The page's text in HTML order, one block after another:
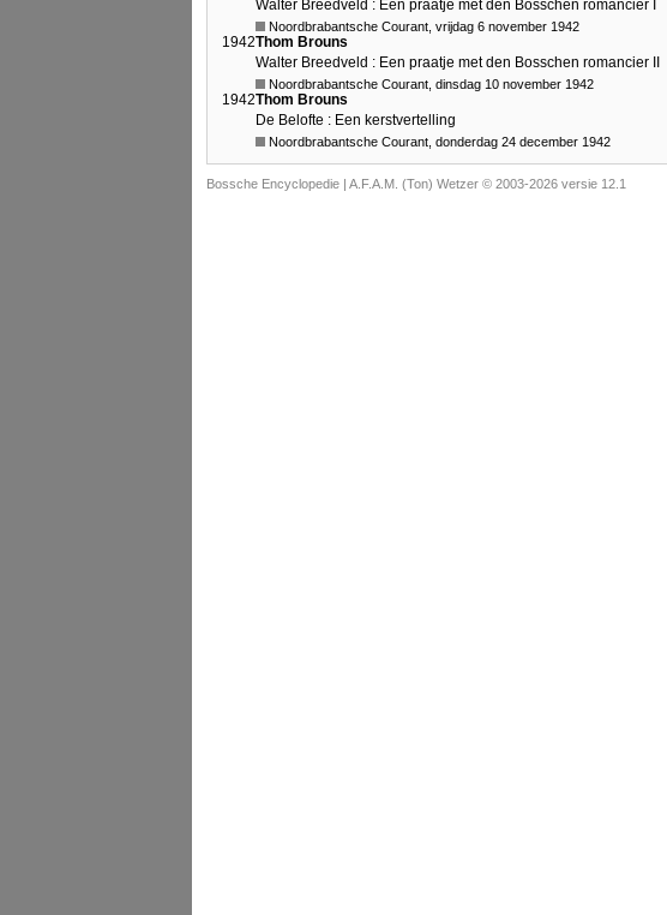
Walter Breedveld : Een praatje met den Bosschen romancier I
Noordbrabantsche Courant, vrijdag 6 november 1942
1942Thom Brouns
Walter Breedveld : Een praatje met den Bosschen romancier II
Noordbrabantsche Courant, dinsdag 10 november 1942
1942Thom Brouns
De Belofte : Een kerstvertelling
Noordbrabantsche Courant, donderdag 24 december 1942
Bossche Encyclopedie | A.F.A.M. (Ton) Wetzer © 2003-2026 versie 12.1